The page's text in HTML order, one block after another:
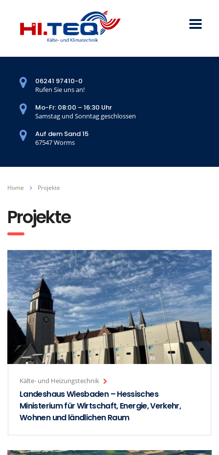
06241 97410-0
Rufen Sie uns an!
Mo-Fr: 08:00 – 16:30 Uhr
Samstag und Sonntag geschlossen
Auf dem Sand 15
67547 Worms
Home Projekte
Projekte
Kälte- und Heizungstechnik
Landeshaus Wiesbaden – Hessisches
Ministerium für Wirtschaft, Energie, Verkehr,
Wohnen und ländlichen Raum